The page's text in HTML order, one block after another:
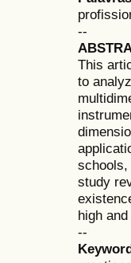
--
This
to
schools,
study
high
--